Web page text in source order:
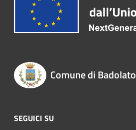
Comune di Badolato
SEGUICI SU